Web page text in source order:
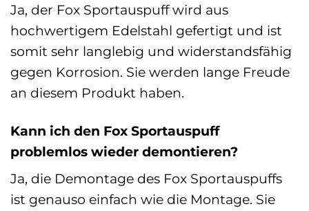
Ja, der Fox Sportauspuff wird aus
hochwertigem Edelstahl gefertigt und ist
somit sehr langlebig und widerstandsfähig
gegen Korrosion. Sie werden lange Freude
an diesem Produkt haben.
Kann ich den Fox Sportauspuff
problemlos wieder demontieren?
Ja, die Demontage des Fox Sportauspuffs
ist genauso einfach wie die Montage. Sie